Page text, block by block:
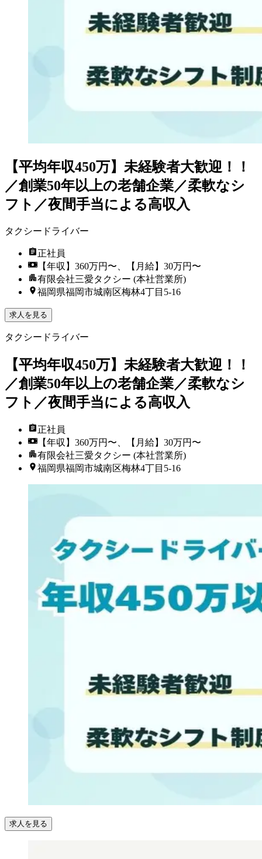
【平均年収450万】未経験者大歓迎！！
／創業50年以上の老舗企業／柔軟なシ
フト／夜間手当による高収入
タクシードライバー
正社員
【年収】360万円〜、【月給】30万円〜
有限会社三愛タクシー (本社営業所)
福岡県福岡市城南区梅林4丁目5-16
求人を見る
タクシードライバー
【平均年収450万】未経験者大歓迎！！
／創業50年以上の老舗企業／柔軟なシ
フト／夜間手当による高収入
正社員
【年収】360万円〜、【月給】30万円〜
有限会社三愛タクシー (本社営業所)
福岡県福岡市城南区梅林4丁目5-16
求人を見る